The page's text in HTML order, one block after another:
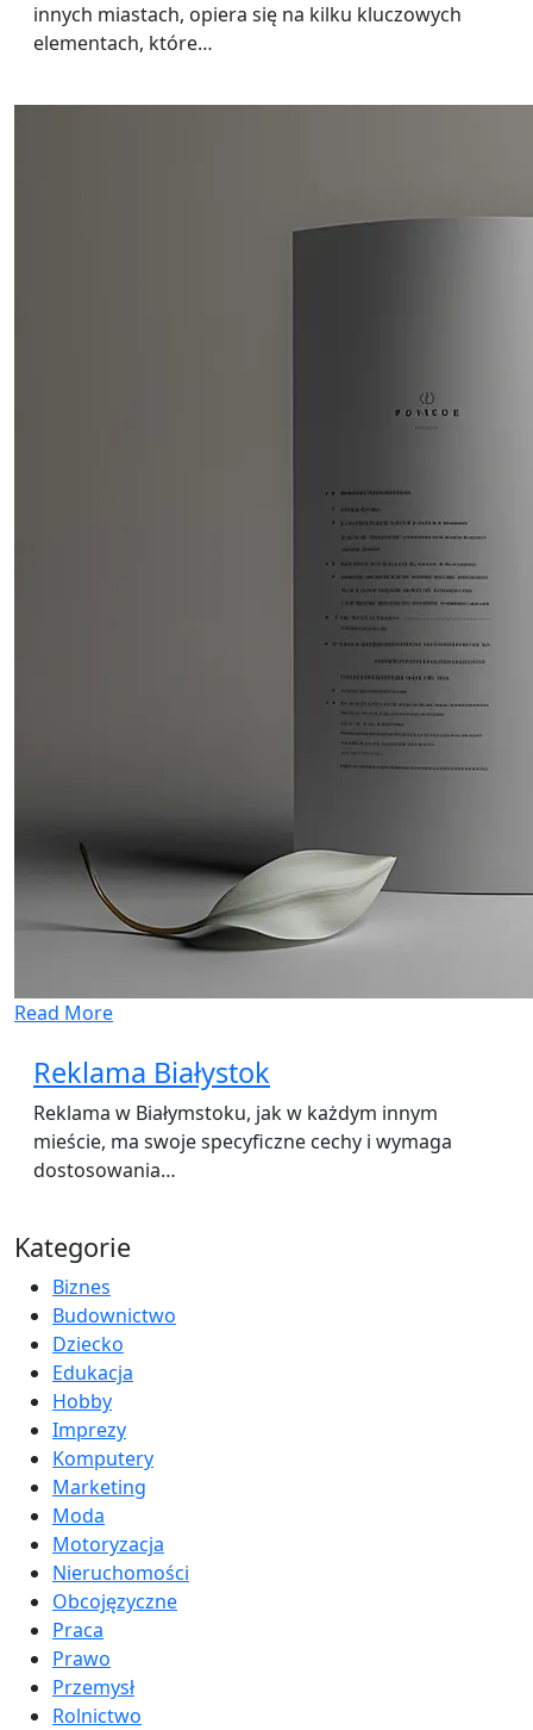
innych miastach, opiera się na kilku kluczowych
elementach, które…
Read More
Reklama Białystok
Reklama w Białymstoku, jak w każdym innym
mieście, ma swoje specyficzne cechy i wymaga
dostosowania…
Kategorie
Biznes
Budownictwo
Dziecko
Edukacja
Hobby
Imprezy
Komputery
Marketing
Moda
Motoryzacja
Nieruchomości
Obcojęzyczne
Praca
Prawo
Przemysł
Rolnictwo